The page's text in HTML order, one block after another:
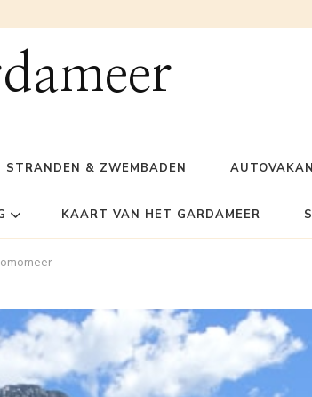
STRANDEN & ZWEMBADEN
KAART VAN HET GARDAMEER